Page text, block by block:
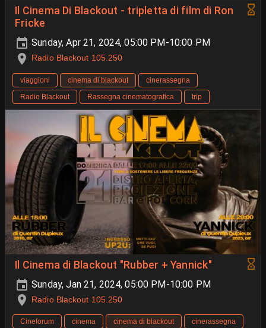
Il Cinema Di Blackout - tripletta di film di Ron
Fricke
Sunday, Apr 21, 2024, 05:00 PM-10:00 PM
Radio Blackout 105.250
viaggioni cinema di blackout
cinerassegna
Radio Blackout
Rassegna cinematografica trip
Il Cinema di Blackout "Rubber + Yannick"
Sunday, Jan 21, 2024, 05:00 PM-10:00 PM
Radio Blackout 105.250
Cineforum cinema cinema di blackout cinerassegna